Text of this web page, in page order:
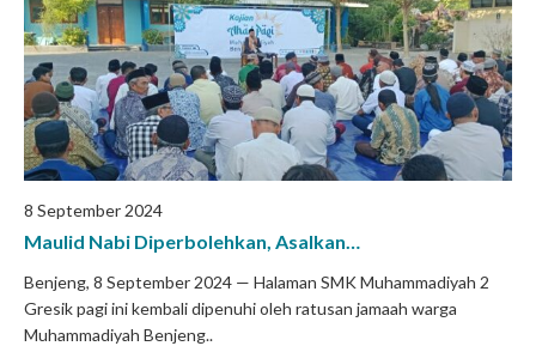
8 September 2024
Maulid Nabi Diperbolehkan, Asalkan…
Benjeng, 8 September 2024 — Halaman SMK Muhammadiyah 2
Gresik pagi ini kembali dipenuhi oleh ratusan jamaah warga
Muhammadiyah Benjeng..